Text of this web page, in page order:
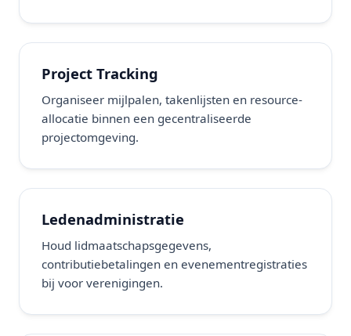
Project Tracking
Organiseer mijlpalen, takenlijsten en resource-
allocatie binnen een gecentraliseerde
projectomgeving.
Ledenadministratie
Houd lidmaatschapsgegevens,
contributiebetalingen en evenementregistraties
bij voor verenigingen.